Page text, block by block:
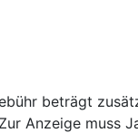
beträgt
Anzeige muss